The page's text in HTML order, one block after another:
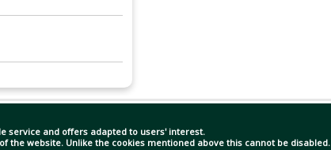
service and offers adapted to users' interest.
the website. Unlike the cookies mentioned above this cannot be disabled.